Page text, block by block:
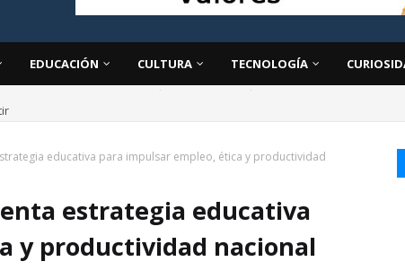
EDUCACIÓN CULTURA TECNOLOGÍA
educativa para impulsar empleo, ética y productividad
estrategia educativa
y productividad nacional